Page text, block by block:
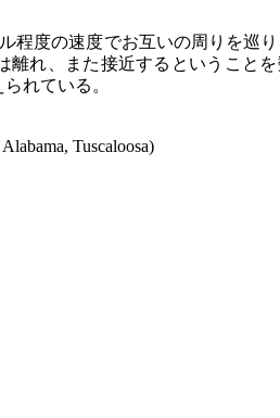
程度の速度でお互いの周りを巡
れ、また接近するということ
れている。
Tuscaloosa)